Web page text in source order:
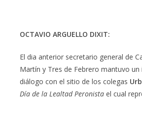
OCTAVIO ARGUELLO DIXIT:
El dia anterior secretario general de
Martín y Tres de Febrero mantuvo un
diálogo con el sitio de los colegas
Día de la Lealtad Peronista el cual